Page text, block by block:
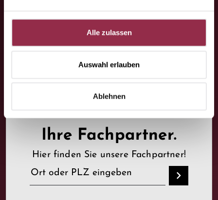
Alle zulassen
Auswahl erlauben
Ablehnen
Ansprechpartner.
Wir sind da, wo Sie uns brauchen!
Ihre Fachpartner.
Hier finden Sie unsere Fachpartner!